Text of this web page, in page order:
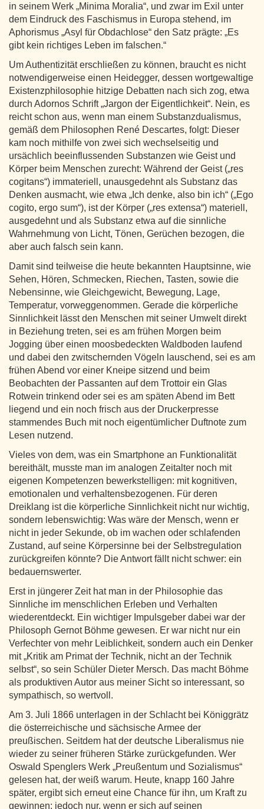
in seinem Werk „Minima Moralia“, und zwar im Exil unter
dem Eindruck des Faschismus in Europa stehend, im
Aphorismus „Asyl für Obdachlose“ den Satz prägte: „Es
gibt kein richtiges Leben im falschen.“
Um Authentizität erschließen zu können, braucht es nicht
notwendigerweise einen Heidegger, dessen wortgewaltige
Existenzphilosophie hitzige Debatten nach sich zog, etwa
durch Adornos Schrift „Jargon der Eigentlichkeit“. Nein, es
reicht schon aus, wenn man einem Substanzdualismus,
gemäß dem Philosophen René Descartes, folgt: Dieser
kam noch mithilfe von zwei sich wechselseitig und
ursächlich beeinflussenden Substanzen wie Geist und
Körper beim Menschen zurecht: Während der Geist („res
cogitans“) immateriell, unausgedehnt als Substanz das
Denken ausmacht, wie etwa „Ich denke, also bin ich“ („Ego
cogito, ergo sum“), ist der Körper („res extensa“) materiell,
ausgedehnt und als Substanz etwa auf die sinnliche
Wahrnehmung von Licht, Tönen, Gerüchen bezogen, die
aber auch falsch sein kann.
Damit sind teilweise die heute bekannten Hauptsinne, wie
Sehen, Hören, Schmecken, Riechen, Tasten, sowie die
Nebensinne, wie Gleichgewicht, Bewegung, Lage,
Temperatur, vorweggenommen. Gerade die körperliche
Sinnlichkeit lässt den Menschen mit seiner Umwelt direkt
in Beziehung treten, sei es am frühen Morgen beim
Jogging über einen moosbedeckten Waldboden laufend
und dabei den zwitschernden Vögeln lauschend, sei es am
frühen Abend vor einer Kneipe sitzend und beim
Beobachten der Passanten auf dem Trottoir ein Glas
Rotwein trinkend oder sei es am späten Abend im Bett
liegend und ein noch frisch aus der Druckerpresse
stammendes Buch mit noch eigentümlicher Duftnote zum
Lesen nutzend.
Vieles von dem, was ein Smartphone an Funktionalität
bereithält, musste man im analogen Zeitalter noch mit
eigenen Kompetenzen bewerkstelligen: mit kognitiven,
emotionalen und verhaltensbezogenen. Für deren
Dreiklang ist die körperliche Sinnlichkeit nicht nur wichtig,
sondern lebenswichtig: Was wäre der Mensch, wenn er
nicht in jeder Sekunde, ob im wachen oder schlafenden
Zustand, auf seine Körpersinne bei der Selbstregulation
zurückgreifen könnte? Die Antwort fällt nicht schwer: ein
bedauernswerter.
Erst in jüngerer Zeit hat man in der Philosophie das
Sinnliche im menschlichen Erleben und Verhalten
wiederentdeckt. Ein wichtiger Impulsgeber dabei war der
Philosoph Gernot Böhme gewesen. Er war nicht nur ein
Verfechter von mehr Leiblichkeit, sondern auch ein Denker
mit „Kritik am Primat der Technik, nicht an der Technik
selbst“, so sein Schüler Dieter Mersch. Das macht Böhme
als produktiven Autor aus meiner Sicht so interessant, so
sympathisch, so wertvoll.
Am 3. Juli 1866 unterlagen in der Schlacht bei Königgrätz
die österreichische und sächsische Armee der
preußischen. Seitdem hat der deutsche Liberalismus nie
wieder zu seiner früheren Stärke zurückgefunden. Wer
Oswald Spenglers Werk „Preußentum und Sozialismus“
gelesen hat, der weiß warum. Heute, knapp 160 Jahre
später, ergibt sich erneut eine Chance für ihn, um Kraft zu
gewinnen; jedoch nur, wenn er sich auf seinen